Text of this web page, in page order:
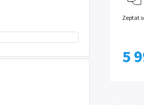
5
Zeptat